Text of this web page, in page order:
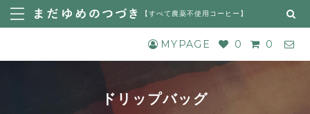
【すべて農薬不使用コーヒー 】
MYPAGE 0 0
ドリップバッグ